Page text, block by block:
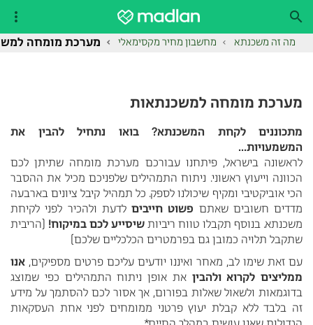

מה זה משכנתא מחשבון מחיר מקסימאלי מערכת מומחה
מערכת מומחה למשכנתאות
מתכוננים לקחת המשכנתא? בואו נתחיל להבין את
המשמעויות...
לראשונה בישראל, פיתחנו עבורכם מערכת מומחה שתיתן לכם
הכוונה וייעוץ ראשוני. ניתוח התמהילים שלפניכם מכיל את ההסבר
הכי אוביקטיבי ומקיף שיכולנו לספק. כל תמהיל קיבל ציונים בארבעה
מדדים חשובים שאתם פשוט חייבים לדעת ולהכיר לפני לקיחת
משכנתא. בנוסף תקבלו טווח ריביות שיסייע לכם במיקוח! (הריבית
שתקבל תלויה כמובן גם בפרמטרים הכלכליים שלכם)
עם זאת שימו לב, מאחר ואיננו יודעים עליכם פרטים מספיקים, אנו
ממליצים לקרוא ולהבין את אופן ניתוח התמהילים כפי שמוצג
בדוגמאות ולשאול שאלות בפורום, אך אסור לכם להסתמך על מידע
זה בלבד ללא קבלת יעוץ פרטני ממומחים לפני אחת העסקאות